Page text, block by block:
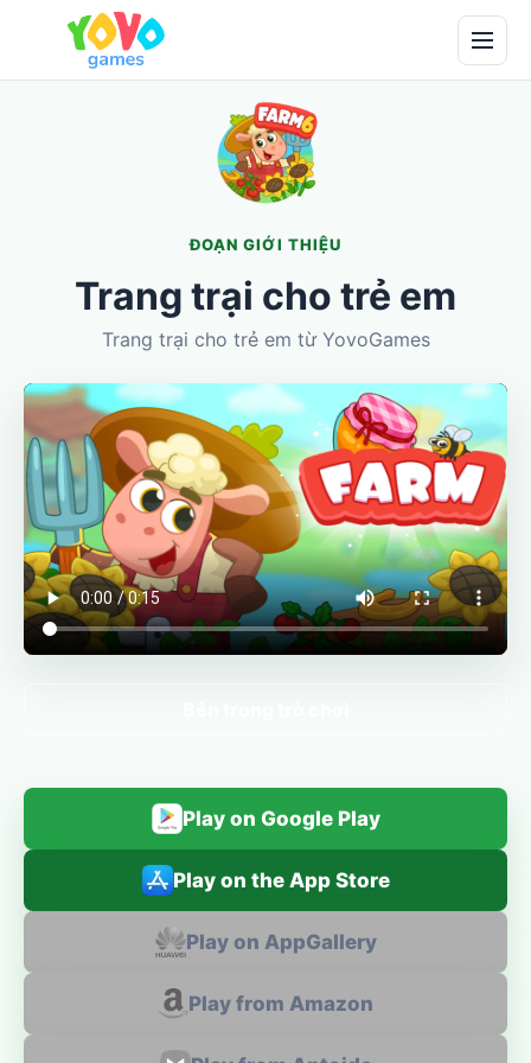
ĐOẠN GIỚI THIỆU
Trang trại cho trẻ em
Trang trại cho trẻ em từ YovoGames
Play on Google Play
Play on the App Store
Play on AppGallery
Play from Amazon